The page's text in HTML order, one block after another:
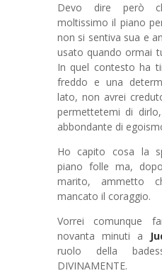
Devo dire però
moltissimo il piano
non si sentiva sua e
usato quando ormai
In quel contesto ha
freddo e una
lato, non avrei
permettetemi di
abbondante di
Ho capito cosa la
piano folle ma,
marito, ammetto
mancato il coraggio.
Vorrei comunque
novanta minuti a
ruolo della
DIVINAMENTE.